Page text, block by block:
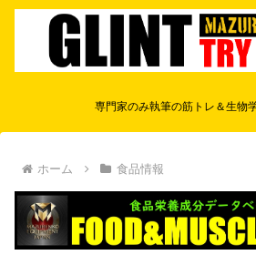
専門家のみ執筆の筋トレ＆生物
ホーム 食品情報